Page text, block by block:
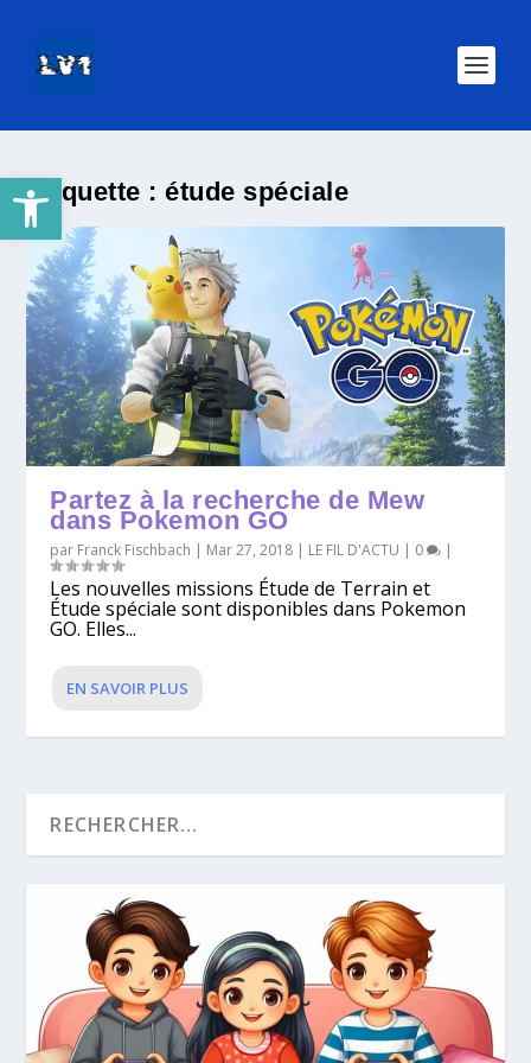
Ouvrir la barre d’outilsÉtiquette :étude spéciale
Partez à la recherche de Mew
dans Pokemon GO
par Franck Fischbach | Mar 27, 2018 | LE FIL D'ACTU | 0 |
Les nouvelles missions Étude de Terrain et
Étude spéciale sont disponibles dans Pokemon
GO. Elles...
EN SAVOIR PLUS